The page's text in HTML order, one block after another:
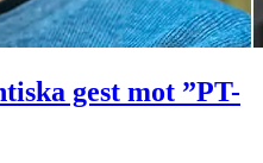
gest mot ”PT-